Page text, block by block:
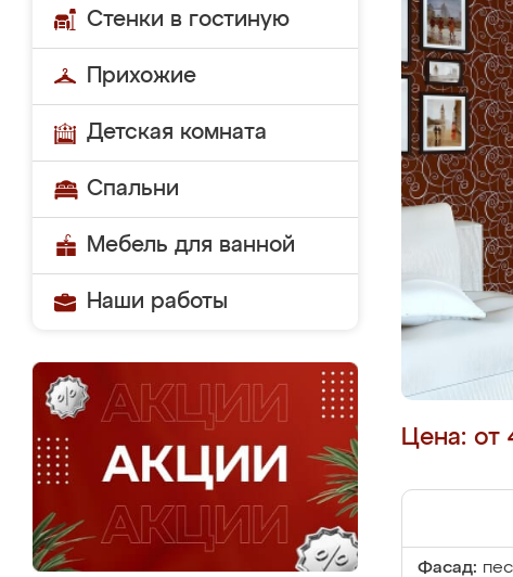
Стенки в гостиную
Прихожие
Детская комната
Спальни
Мебель для ванной
Наши работы
Цена: от
Фасад: